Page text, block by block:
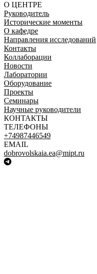
О ЦЕНТРЕ
Руководитель
Исторические моменты
О кафедре
Направления исследований
Контакты
Коллаборации
Новости
Лаборатории
Оборудование
Проекты
Семинары
Научные руководители
КОНТАКТЫ
ТЕЛЕФОНЫ
+74987446549
EMAIL
dobrovolskaia.ea@mipt.ru